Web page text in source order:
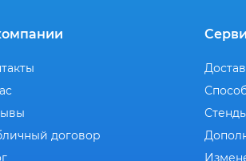
договор